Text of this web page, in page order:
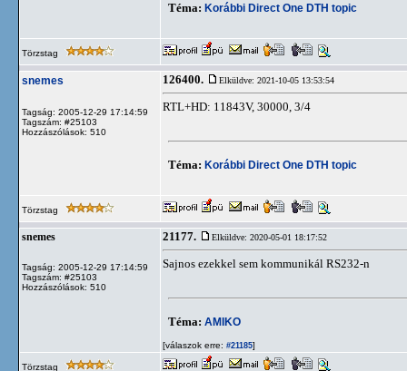
Téma: Korábbi Direct One DTH topic
Törzstag
snemes
Tagság: 2005-12-29 17:14:59
Tagszám: #25103
Hozzászólások: 510
126400. Elküldve: 2021-10-05 13:53:54
RTL+HD: 11843V, 30000, 3/4
Téma: Korábbi Direct One DTH topic
Törzstag
snemes
Tagság: 2005-12-29 17:14:59
Tagszám: #25103
Hozzászólások: 510
21177. Elküldve: 2020-05-01 18:17:52
Sajnos ezekkel sem kommunikál RS232-n
Téma: AMIKO
[válaszok erre: #21185]
Törzstag